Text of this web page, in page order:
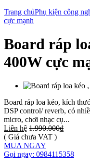
Trang chủPhụ kiện công
cực mạnh
Board ráp
400W cực
Board ráp loa kéo, kích
DSP control/ reverb, có
micro, chơi nhạc cụ...
Liên hệ 1.990.000₫
( Giá chưa VAT )
MUA NGAY
Gọi ngay: 0984115358